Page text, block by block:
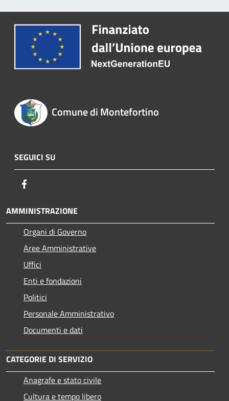
Comune di Montefortino
SEGUICI SU
AMMINISTRAZIONE
Organi di Governo
Aree Amministrative
Uffici
Enti e fondazioni
Politici
Personale Amministrativo
Documenti e dati
CATEGORIE DI SERVIZIO
Anagrafe e stato civile
Cultura e tempo libero